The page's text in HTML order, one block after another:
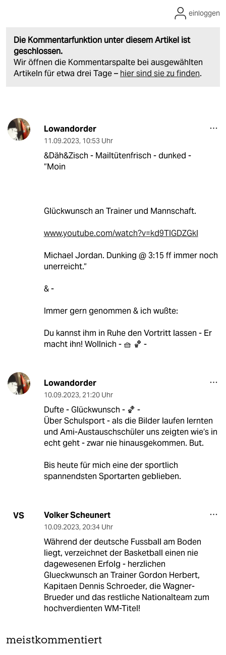
Die Kommentarfunktion unter diesem Artikel ist
geschlossen.
Wir öffnen die Kommentarspalte bei ausgewählten
Artikeln für etwa drei Tage – hier sind sie zu finden.
einloggen
Lowandorder
11.09.2023, 10:53 Uhr
&Däh&Zisch - Mailtütenfrisch - dunked -
“Moin
Glückwunsch an Trainer und Mannschaft.
www.youtube.com/watch?v=kd9TlGDZGkI
Michael Jordan. Dunking @ 3:15 ff immer noch
unerreicht.“
& -
Immer gern genommen & ich wußte:
Du kannst ihm in Ruhe den Vortritt lassen - Er
macht ihn! Wollnich - 🧺 🏀 -
Lowandorder
10.09.2023, 21:20 Uhr
Dufte - Glückwunsch - 🏀 -
Über Schulsport - als die Bilder laufen lernten
und Ami-Austauschschüler uns zeigten wie‘s in
echt geht - zwar nie hinausgekommen. But.
Bis heute für mich eine der sportlich
spannendsten Sportarten geblieben.
VS Volker Scheunert
10.09.2023, 20:34 Uhr
Während der deutsche Fussball am Boden
liegt, verzeichnet der Basketball einen nie
dagewesenen Erfolg - herzlichen
Glueckwunsch an Trainer Gordon Herbert,
Kapitaen Dennis Schroeder, die Wagner-
Brueder und das restliche Nationalteam zum
hochverdienten WM-Titel!
meistkommentiert